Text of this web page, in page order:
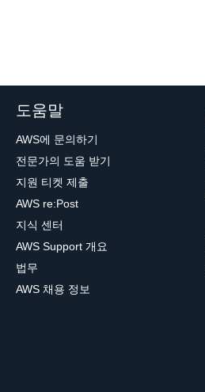
도움말
AWS에 문의하기
전문가의 도움 받기
지원 티켓 제출
AWS re:Post
지식 센터
AWS Support 개요
법무
AWS 채용 정보